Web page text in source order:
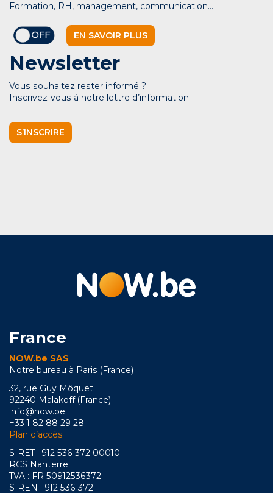
Formation, RH, management, communication…
EN SAVOIR PLUS
Newsletter
Vous souhaitez rester informé ?
Inscrivez-vous à notre lettre d’information.
S’INSCRIRE
France
NOW.be SAS
Notre bureau à Paris (France)
32, rue Guy Môquet
92240 Malakoff (France)
info@now.be
+33 1 82 88 29 28
Plan d’accès
SIRET : 912 536 372 00010
RCS Nanterre
TVA : FR 50912536372
SIREN : 912 536 372